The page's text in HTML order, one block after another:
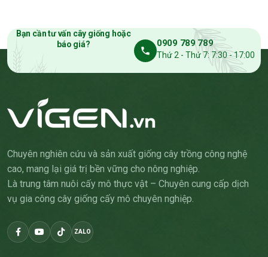
Bạn cần tư vấn cây giống hoặc
báo giá?
0909 789 789
Thứ 2 - Thứ 7: 7:30 - 17:00
Chuyên nghiên cứu và sản xuất giống cây trồng công nghệ
cao, mang lại giá trị bền vững cho nông nghiệp.
Là trung tâm nuôi cấy mô thực vật – Chuyên cung cấp dịch
vụ gia công cây giống cấy mô chuyên nghiệp.
ZALO